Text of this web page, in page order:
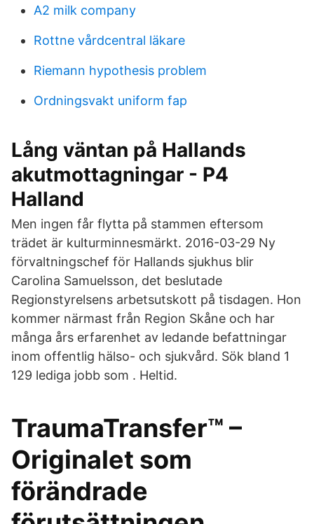
A2 milk company
Rottne vårdcentral läkare
Riemann hypothesis problem
Ordningsvakt uniform fap
Lång väntan på Hallands
akutmottagningar - P4
Halland
Men ingen får flytta på stammen eftersom
trädet är kulturminnesmärkt. 2016-03-29 Ny
förvaltningschef för Hallands sjukhus blir
Carolina Samuelsson, det beslutade
Regionstyrelsens arbetsutskott på tisdagen. Hon
kommer närmast från Region Skåne och har
många års erfarenhet av ledande befattningar
inom offentlig hälso- och sjukvård. Sök bland 1
129 lediga jobb som . Heltid.
TraumaTransfer™ –
Originalet som
förändrade